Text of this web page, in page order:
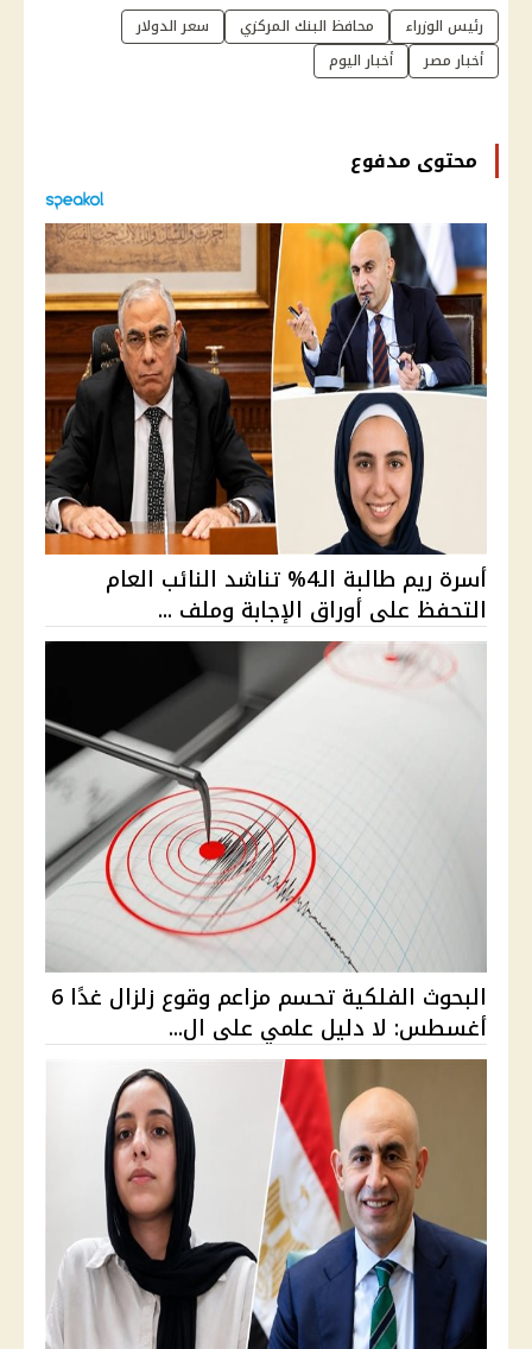
رئيس الوزراء محافظ البنك المركزي
سعر الدولار
أخبار مصر
أخبار اليوم
محتوى مدفوع
أسرة ريم طالبة الـ4% تناشد النائب العام
التحفظ على أوراق الإجابة وملف ...
البحوث الفلكية تحسم مزاعم وقوع زلزال غدًا 6
أغسطس: لا دليل علمي على ال...